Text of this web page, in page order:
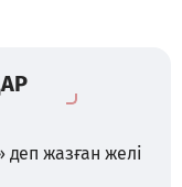
деп жазған желі